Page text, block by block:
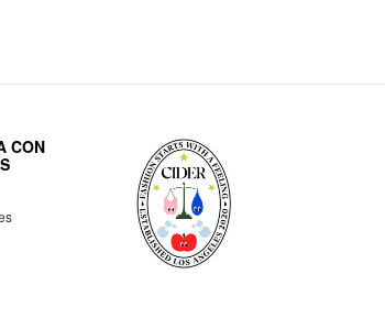
CON